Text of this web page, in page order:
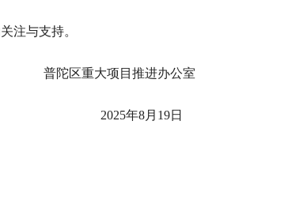
注与支持。
普陀区重大项目推进办公室
2025年8月19日